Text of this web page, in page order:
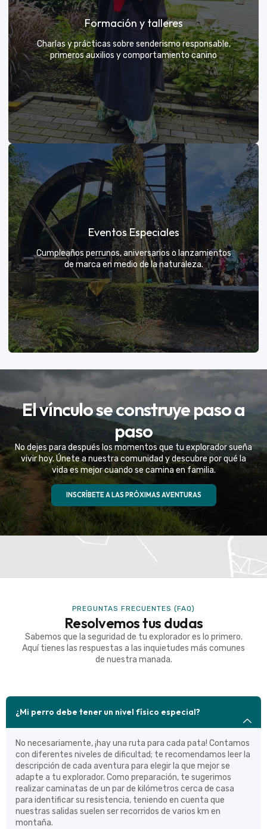
Tú eliges el parche y nosotros nos encargamos de
una aventura exclusiva
Formación y talleres
Charlas y prácticas sobre senderismo responsable,
primeros auxilios y comportamiento canino
Formación y talleres
Aprende de expertos a ser el mejor guía para tu
propio explorador
VER MÁS
Eventos Especiales
Cumpleaños perrunos, aniversarios o lanzamientos
de marca en medio de la naturaleza.
Eventos Especiales
Celebramos la vida de tu mejor amigo con una
experiencia fuera de serie
VER MÁS
El vínculo se construye paso a
paso
No dejes para después los momentos que tu explorador sueña
vivir hoy. Únete a nuestra comunidad y descubre por qué la
vida es mejor cuando se camina en familia.
INSCRÍBETE A LAS PRÓXIMAS AVENTURAS
PREGUNTAS FRECUENTES (FAQ)
Resolvemos tus dudas
Sabemos que la seguridad de tu explorador es lo primero.
Aquí tienes las respuestas a las inquietudes más comunes
de nuestra manada.
¿Mi perro debe tener un nivel físico especial?
No necesariamente, ¡hay una ruta para cada pata! Contamos
con diferentes niveles de dificultad; te recomendamos leer la
descripción de cada aventura para elegir la que mejor se
adapte a tu explorador. Como preparación, te sugerimos
realizar caminatas de un par de kilómetros cerca de casa
para identificar su resistencia, teniendo en cuenta que
nuestras salidas suelen ser recorridos de varios km en
montaña.